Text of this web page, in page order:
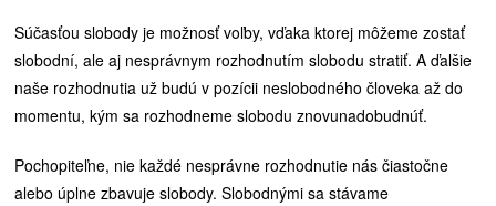
Súčasťou slobody je možnosť voľby, vďaka ktorej môžeme zostať
slobodní, ale aj nesprávnym rozhodnutím slobodu stratiť. A ďalšie
naše rozhodnutia už budú v pozícii neslobodného človeka až do
momentu, kým sa rozhodneme slobodu znovunadobudnúť.
Pochopiteľne, nie každé nesprávne rozhodnutie nás čiastočne
alebo úplne zbavuje slobody. Slobodnými sa stávame